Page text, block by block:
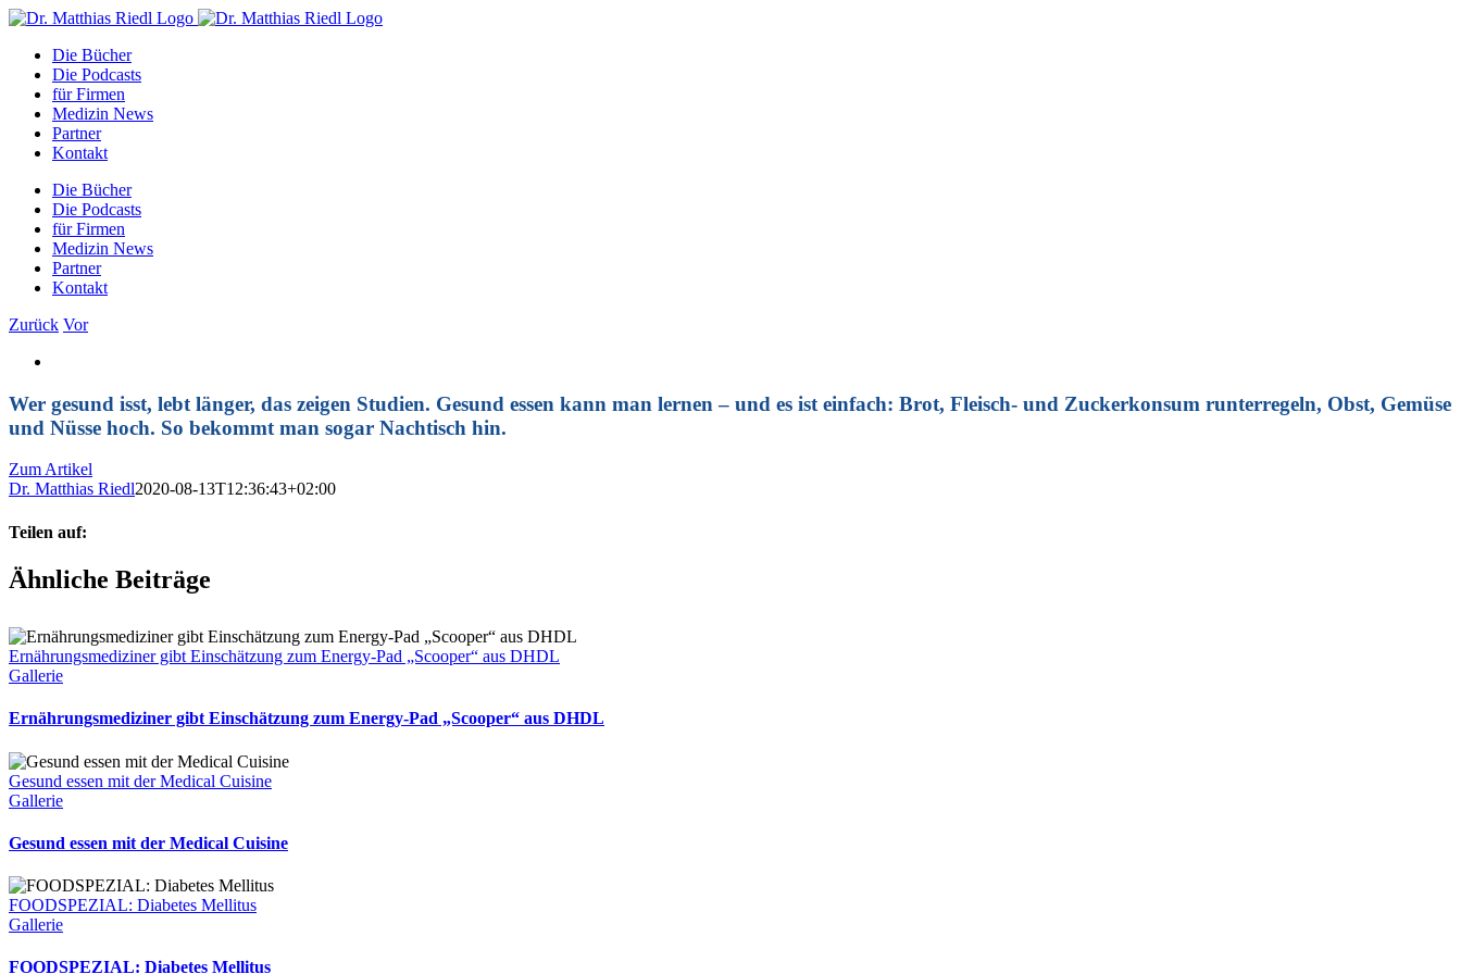
Zum
springen
Facebook
Instagram
YouTube
E-
Die Bücher
Die Podcasts
für Firmen
Medizin News
Partner
Kontakt
Die Bücher
Die Podcasts
für Firmen
Medizin News
Partner
Kontakt
Zurück Vor
Bild
Wer gesund isst, lebt länger, das zeigen Studien. Gesund essen kann man lernen – und es ist einfach: Brot, Fleisch- und Zuckerkonsum runterregeln, Obst, Gemüse
und Nüsse hoch. So bekommt man sogar Nachtisch hin.
Zum Artikel
Dr. Matthias Riedl2020-08-13T12:36:43+02:00
Teilen auf:
Facebook
Twitter
Reddit
LinkedIn
WhatsApp
Tumblr
Pinterest
Vk
E-
Mail
Ähnliche Beiträge
Ernährungsmediziner gibt Einschätzung zum Energy-Pad „Scooper“ aus DHDL
Gallerie
Ernährungsmediziner gibt Einschätzung zum Energy-Pad „Scooper“ aus DHDL
Gesund essen mit der Medical Cuisine
Gallerie
Gesund essen mit der Medical Cuisine
FOODSPEZIAL: Diabetes Mellitus
Gallerie
FOODSPEZIAL: Diabetes Mellitus